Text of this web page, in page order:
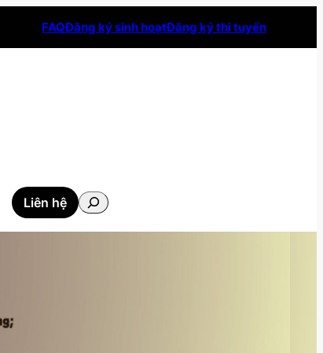
FAQĐăng ký sinh hoạtĐăng ký thi tuyển
Liên hệ
Tìm
kiếm